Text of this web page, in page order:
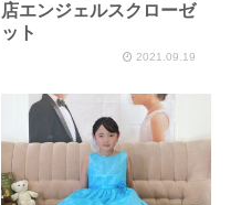
店エンジェルスクローゼ
ット
2021.09.19